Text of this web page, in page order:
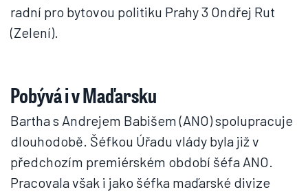
radní pro bytovou politiku Prahy 3 Ondřej Rut
(Zelení).
Pobývá i v Maďarsku
Bartha s Andrejem Babišem (ANO) spolupracuje
dlouhodobě. Šéfkou Úřadu vlády byla již v
předchozím premiérském období šéfa ANO.
Pracovala však i jako šéfka maďarské divize